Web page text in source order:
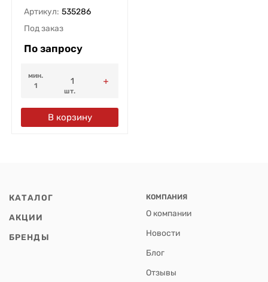
Артикул: 535286
Под заказ
По запросу
мин.
1
шт.
В корзину
КАТАЛОГ
АКЦИИ
БРЕНДЫ
КОМПАНИЯ
О компании
Новости
Блог
Отзывы